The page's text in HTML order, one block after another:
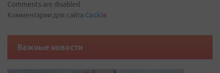
Comments are disabled
Комментарии для сайта Cackle
Важные новости